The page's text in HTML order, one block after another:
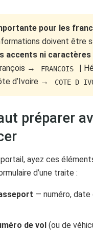
pour les
doivent être
accents ni caractères
→
FRANCOIS |
d’Ivoire → COTE D
préparer
portail, ayez ces
d’une traite :
— numéro, date
de vol (ou de